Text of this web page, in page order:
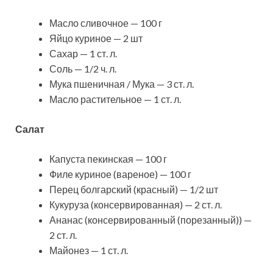
Масло сливочное — 100 г
Яйцо куриное — 2 шт
Сахар — 1 ст. л.
Соль — 1/2 ч. л.
Мука пшеничная / Мука — 3 ст. л.
Масло растительное — 1 ст. л.
Салат
Капуста пекинская — 100 г
Филе куриное (вареное) — 100 г
Перец болгарский (красный) — 1/2 шт
Кукуруза (консервированная) — 2 ст. л.
Ананас (консервированный (порезанный)) —
2 ст. л.
Майонез — 1 ст. л.